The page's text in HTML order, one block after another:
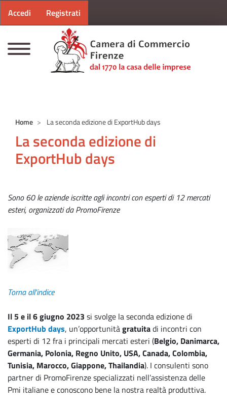
Menu profilo utente
Accedi Registrati
Home La seconda edizione di ExportHub days
La seconda edizione di
ExportHub days
Sono 60 le aziende iscritte agli incontri con esperti di 12 mercati
esteri, organizzati da PromoFirenze
Torna all'indice
Il 5 e il 6 giugno 2023 si svolge la seconda edizione di
ExportHub days, un’opportunitàgratuitadi incontri con
esperti di 12 fra i principali mercati esteri (Belgio, Danimarca,
Germania, Polonia, Regno Unito, USA, Canada, Colombia,
Tunisia, Marocco, Giappone, Thailandia). I consulenti sono
partner di PromoFirenze specializzati nell’assistenza delle
Pmi italiane e conoscono bene la nostra realtà produttiva.